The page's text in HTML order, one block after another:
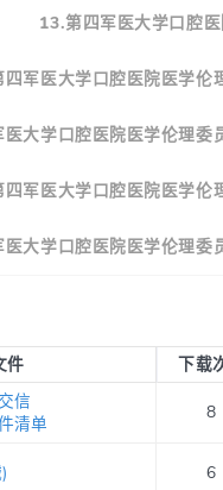
13.第四军医大学口腔
四军医大学口腔医院医学伦
医大学口腔医院医学伦理委
四军医大学口腔医院医学伦
大学口腔医院医学伦理委
件 下载
信
清单
8
6